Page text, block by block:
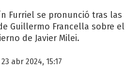
Furriel se pronunció tras las
Guillermo Francella sobre el
de Javier Milei.
23 abr 2024, 15:17